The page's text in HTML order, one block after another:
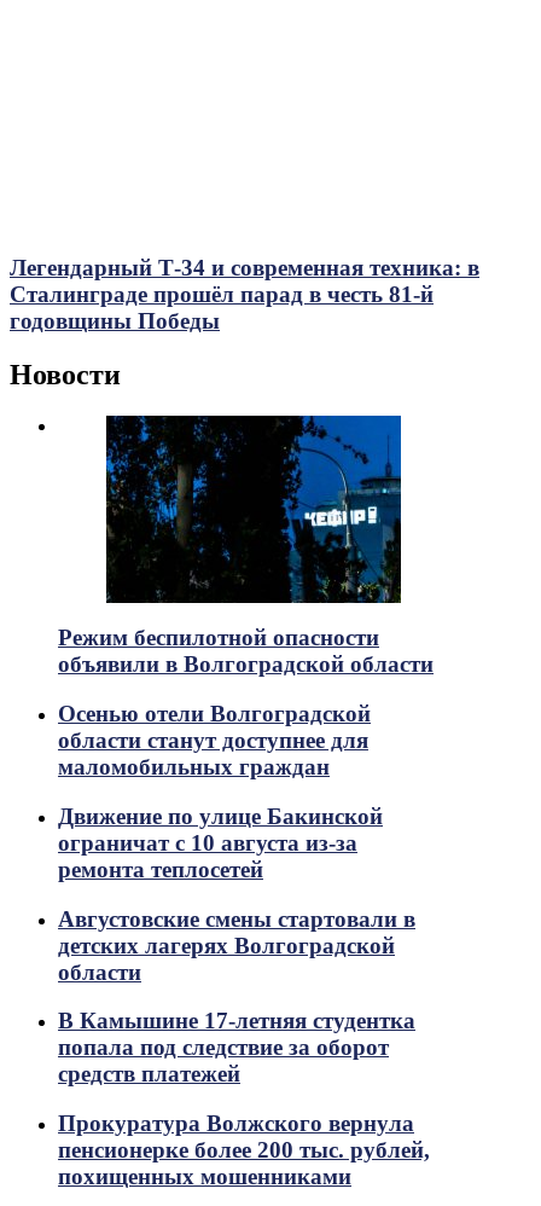
Легендарный Т-34 и современная техника: в
Сталинграде прошёл парад в честь 81-й
годовщины Победы
Новости
Режим беспилотной опасности
объявили в Волгоградской области
Осенью отели Волгоградской
области станут доступнее для
маломобильных граждан
Движение по улице Бакинской
ограничат с 10 августа из-за
ремонта теплосетей
Августовские смены стартовали в
детских лагерях Волгоградской
области
В Камышине 17-летняя студентка
попала под следствие за оборот
средств платежей
Прокуратура Волжского вернула
пенсионерке более 200 тыс. рублей,
похищенных мошенниками